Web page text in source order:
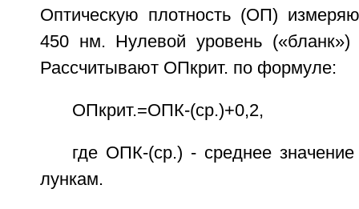
Оптическую плотность (ОП)
450 нм. Нулевой уровень («бланк»)
Рассчитывают ОПкрит. по формуле:
ОПкрит.=ОПК-(ср.)+0,2,
где ОПК-(ср.) - среднее
лункам.